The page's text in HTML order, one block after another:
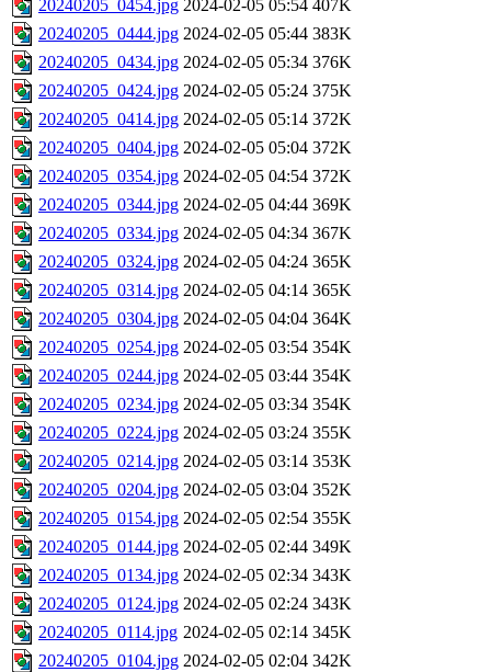
20240205_0454.jpg 2024-02-05 05:54 407K
20240205_0444.jpg 2024-02-05 05:44 383K
20240205_0434.jpg 2024-02-05 05:34 376K
20240205_0424.jpg 2024-02-05 05:24 375K
20240205_0414.jpg 2024-02-05 05:14 372K
20240205_0404.jpg 2024-02-05 05:04 372K
20240205_0354.jpg 2024-02-05 04:54 372K
20240205_0344.jpg 2024-02-05 04:44 369K
20240205_0334.jpg 2024-02-05 04:34 367K
20240205_0324.jpg 2024-02-05 04:24 365K
20240205_0314.jpg 2024-02-05 04:14 365K
20240205_0304.jpg 2024-02-05 04:04 364K
20240205_0254.jpg 2024-02-05 03:54 354K
20240205_0244.jpg 2024-02-05 03:44 354K
20240205_0234.jpg 2024-02-05 03:34 354K
20240205_0224.jpg 2024-02-05 03:24 355K
20240205_0214.jpg 2024-02-05 03:14 353K
20240205_0204.jpg 2024-02-05 03:04 352K
20240205_0154.jpg 2024-02-05 02:54 355K
20240205_0144.jpg 2024-02-05 02:44 349K
20240205_0134.jpg 2024-02-05 02:34 343K
20240205_0124.jpg 2024-02-05 02:24 343K
20240205_0114.jpg 2024-02-05 02:14 345K
20240205_0104.jpg 2024-02-05 02:04 342K